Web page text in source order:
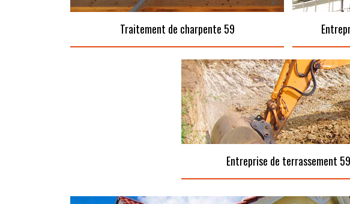
Traitement de charpente 59
Entreprise de terrassement 59